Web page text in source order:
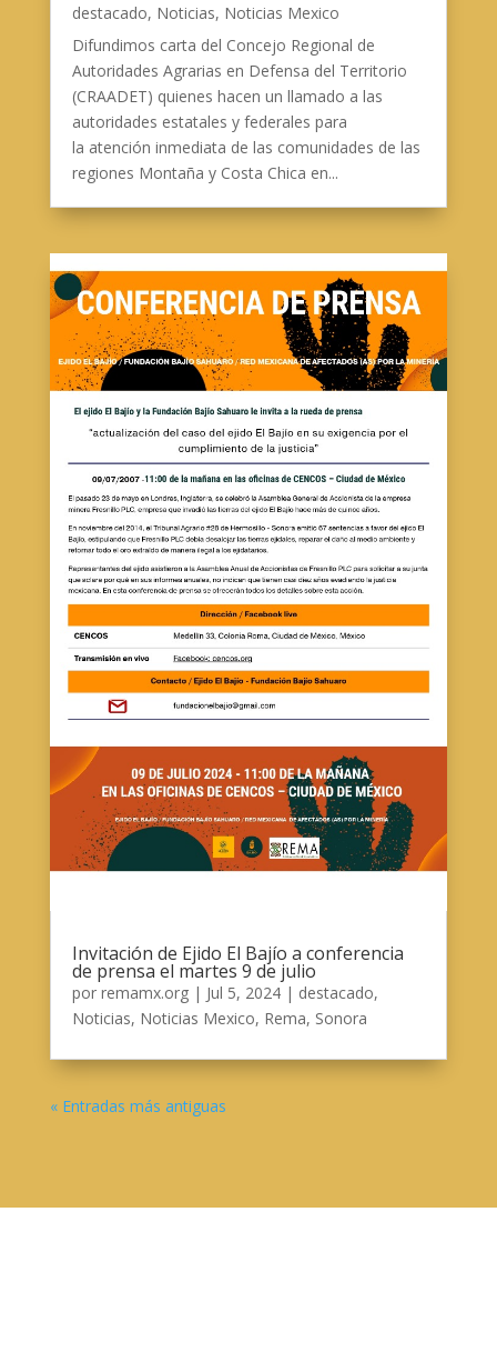
destacado, Noticias, Noticias Mexico
Difundimos carta del Concejo Regional de
Autoridades Agrarias en Defensa del Territorio
(CRAADET) quienes hacen un llamado a las
autoridades estatales y federales para
la atención inmediata de las comunidades de las
regiones Montaña y Costa Chica en...
Invitación de Ejido El Bajío a conferencia
de prensa el martes 9 de julio
por remamx.org| Jul 5, 2024| destacado,
Noticias, Noticias Mexico, Rema, Sonora
« Entradas más antiguas